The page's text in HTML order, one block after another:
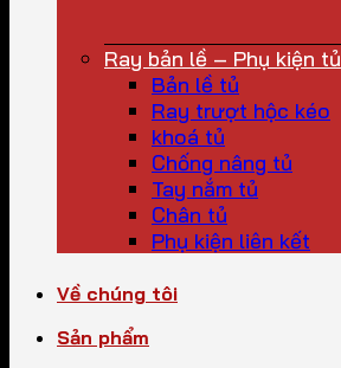
Ray bản lề – Phụ kiện tủ
Bản lề tủ
Ray trượt hộc kéo
khoá tủ
Chống nâng tủ
Tay nắm tủ
Chân tủ
Phụ kiện liên kết
Về chúng tôi
Sản phẩm